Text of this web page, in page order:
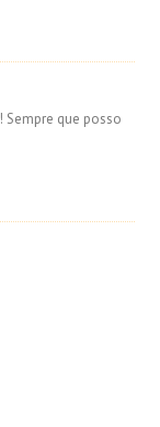
Sempre que posso